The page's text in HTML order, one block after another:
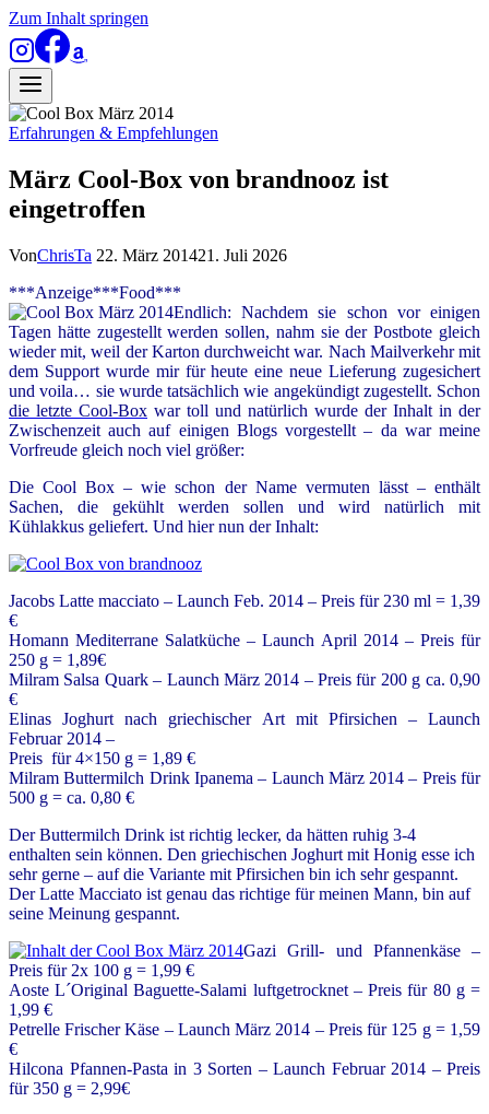
Zum Inhalt springen
Erfahrungen & Empfehlungen
März Cool-Box von brandnooz ist
eingetroffen
VonChrisTa 22. März 201421. Juli 2026
***Anzeige***Food***
Endlich: Nachdem sie schon vor einigen
Tagen hätte zugestellt werden sollen, nahm sie der Postbote gleich
wieder mit, weil der Karton durchweicht war. Nach Mailverkehr mit
dem Support wurde mir für heute eine neue Lieferung zugesichert
und voila… sie wurde tatsächlich wie angekündigt zugestellt. Schon
die letzte Cool-Box war toll und natürlich wurde der Inhalt in der
Zwischenzeit auch auf einigen Blogs vorgestellt – da war meine
Vorfreude gleich noch viel größer:
Die Cool Box – wie schon der Name vermuten lässt – enthält
Sachen, die gekühlt werden sollen und wird natürlich mit
Kühlakkus geliefert. Und hier nun der Inhalt:
Jacobs Latte macciato – Launch Feb. 2014 – Preis für 230 ml = 1,39
€
Homann Mediterrane Salatküche – Launch April 2014 – Preis für
250 g = 1,89€
Milram Salsa Quark – Launch März 2014 – Preis für 200 g ca. 0,90
€
Elinas Joghurt nach griechischer Art mit Pfirsichen – Launch
Februar 2014 –
Preis für 4×150 g = 1,89 €
Milram Buttermilch Drink Ipanema – Launch März 2014 – Preis für
500 g = ca. 0,80 €
Der Buttermilch Drink ist richtig lecker, da hätten ruhig 3-4
enthalten sein können. Den griechischen Joghurt mit Honig esse ich
sehr gerne – auf die Variante mit Pfirsichen bin ich sehr gespannt.
Der Latte Macciato ist genau das richtige für meinen Mann, bin auf
seine Meinung gespannt.
Gazi Grill- und Pfannenkäse –
Preis für 2x 100 g = 1,99 €
Aoste L´Original Baguette-Salami luftgetrocknet – Preis für 80 g =
1,99 €
Petrelle Frischer Käse – Launch März 2014 – Preis für 125 g = 1,59
€
Hilcona Pfannen-Pasta in 3 Sorten – Launch Februar 2014 – Preis
für 350 g = 2,99€